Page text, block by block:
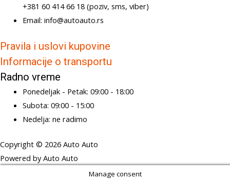
+381 60 414 66 18 (poziv, sms, viber)
Email: info@autoauto.rs
Pravila i uslovi kupovine
Informacije o transportu
Radno vreme
Ponedeljak - Petak: 09:00 - 18:00
Subota: 09:00 - 15:00
Nedelja: ne radimo
Copyright © 2026 Auto Auto
Powered by Auto Auto
Manage consent